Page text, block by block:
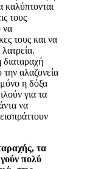
καλύπτονται
τους
να
τους και να
την αλαζονεία
η δόξα
για τα
να
τα
πολύ